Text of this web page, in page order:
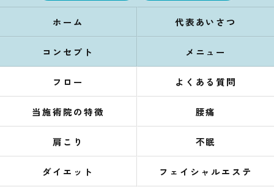
ホーム 代表あいさつ
コンセプト メニュー
フロー よくある質問
当施術院の特徴 腰痛
肩こり 不眠
ダイエット フェイシャルエステ